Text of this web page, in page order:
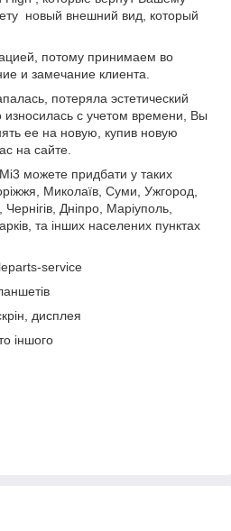
новый внешний вид, который
потому принимаем во
и замечание клиента.
потеряла эстетический
износилась с учетом времени, Вы
ее на новую, купив новую
на сайте.
можете придбати у таких
Миколаїв, Суми, Ужгород,
Чернігів, Дніпро, Маріуполь,
та інших населених пунктах
service
дисплея
іншого